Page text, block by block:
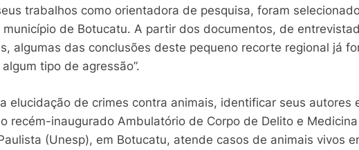
trabalhos como orientadora de pesquisa, foram
de Botucatu. A partir dos documentos, de
algumas das conclusões deste pequeno recorte regional já
tipo de agressão”.
elucidação de crimes contra animais, identificar seus autores
recém-inaugurado Ambulatório de Corpo de Delito e
(Unesp), em Botucatu, atende casos de animais vivos